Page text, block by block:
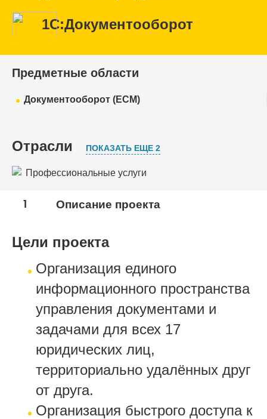
1С:Документооборот
Предметные области
Документооборот (ECM)
Отрасли ПОКАЗАТЬ ЕЩЕ 2
Профессиональные услуги
Проектные организации
1 Описание проекта
Цели проекта
Организация единого
информационного пространства
управления документами и
задачами для всех 17
юридических лиц,
территориально удалённых друг
от друга.
Организация быстрого доступа к